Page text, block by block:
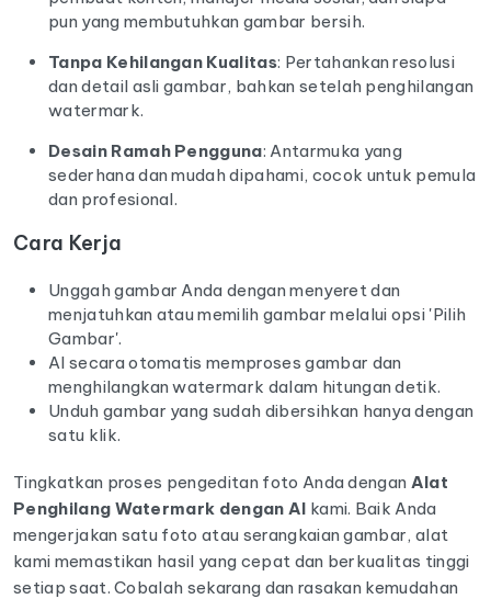
pun yang membutuhkan gambar bersih.
Tanpa Kehilangan Kualitas: Pertahankan resolusi
dan detail asli gambar, bahkan setelah penghilangan
watermark.
Desain Ramah Pengguna: Antarmuka yang
sederhana dan mudah dipahami, cocok untuk pemula
dan profesional.
Cara Kerja
Unggah gambar Anda dengan menyeret dan
menjatuhkan atau memilih gambar melalui opsi 'Pilih
Gambar'.
AI secara otomatis memproses gambar dan
menghilangkan watermark dalam hitungan detik.
Unduh gambar yang sudah dibersihkan hanya dengan
satu klik.
Tingkatkan proses pengeditan foto Anda dengan Alat
Penghilang Watermark dengan AI kami. Baik Anda
mengerjakan satu foto atau serangkaian gambar, alat
kami memastikan hasil yang cepat dan berkualitas tinggi
setiap saat. Cobalah sekarang dan rasakan kemudahan